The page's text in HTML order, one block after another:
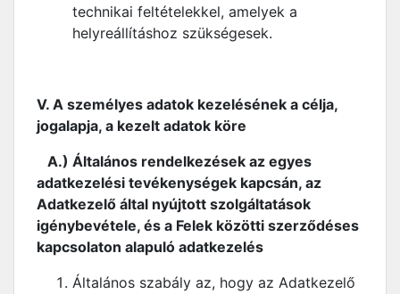
technikai feltételekkel, amelyek a
helyreállításhoz szükségesek.
V. A személyes adatok kezelésének a célja,
jogalapja, a kezelt adatok köre
A.) Általános rendelkezések az egyes
adatkezelési tevékenységek kapcsán, az
Adatkezelő által nyújtott szolgáltatások
igénybevétele, és a Felek közötti szerződéses
kapcsolaton alapuló adatkezelés
Általános szabály az, hogy az Adatkezelő